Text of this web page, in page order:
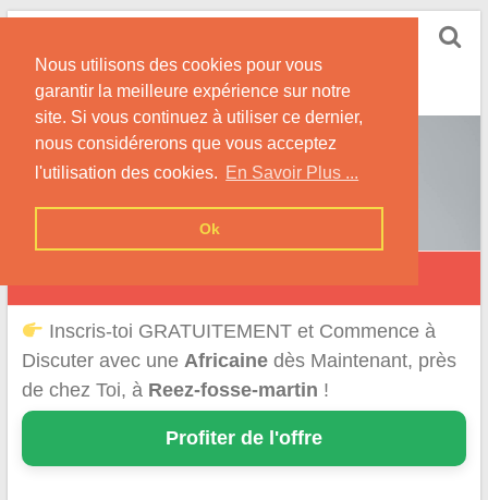
Nous utilisons des cookies pour vous
garantir la meilleure expérience sur notre
site. Si vous continuez à utiliser ce dernier,
nous considérerons que vous acceptez
l'utilisation des cookies. En Savoir Plus ...
Ok
Skip
content
Conseils et Infos pour la Rencontre d'une Belle
Africaine !
Inscris-toi GRATUITEMENT et Commence à
Discuter avec une Africainedès Maintenant, près
de chez Toi, à Reez-fosse-martin !
Profiter de l'offre